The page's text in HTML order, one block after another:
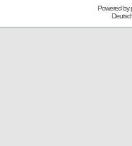
Powered by